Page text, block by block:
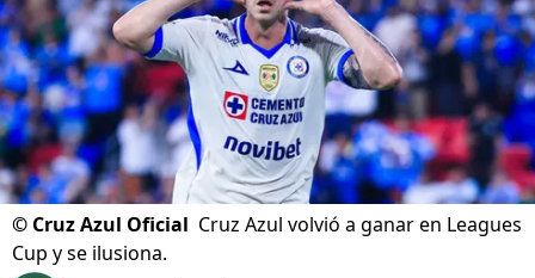
© Cruz Azul Oficial Cruz Azul volvió a ganar en Leagues
Cup y se ilusiona.